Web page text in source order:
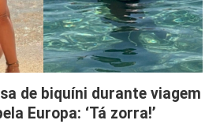
de biquíni durante viagem
Europa: ‘Tá zorra!’